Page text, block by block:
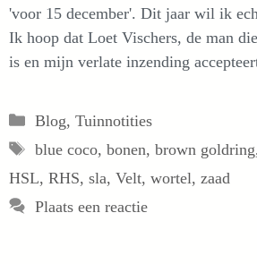
'voor 15 december'. Dit jaar wil ik
Ik hoop dat Loet Vischers, de man
is en mijn verlate inzending
Categorieën
Blog, Tuinnotities
Tags
blue coco, bonen, brown goldring
HSL, RHS, sla, Velt, wortel, zaad
Plaats een reactie